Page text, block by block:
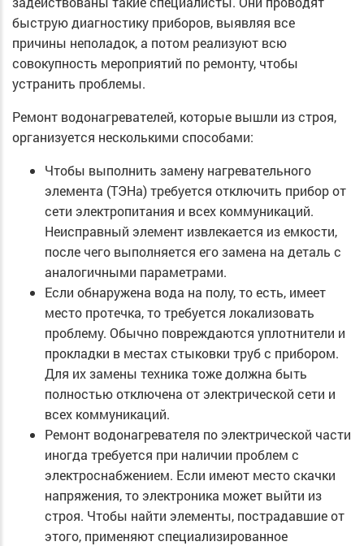
быструю диагностику приборов, выявляя все
причины неполадок, а потом реализуют всю
совокупность мероприятий по ремонту, чтобы
устранить проблемы.
Ремонт водонагревателей, которые вышли из строя,
организуется несколькими способами:
Чтобы выполнить замену нагревательного
элемента (ТЭНа) требуется отключить прибор от
сети электропитания и всех коммуникаций.
Неисправный элемент извлекается из емкости,
после чего выполняется его замена на деталь с
аналогичными параметрами.
Если обнаружена вода на полу, то есть, имеет
место протечка, то требуется локализовать
проблему. Обычно повреждаются уплотнители и
прокладки в местах стыковки труб с прибором.
Для их замены техника тоже должна быть
полностью отключена от электрической сети и
всех коммуникаций.
Ремонт водонагревателя по электрической части
иногда требуется при наличии проблем с
электроснабжением. Если имеют место скачки
напряжения, то электроника может выйти из
строя. Чтобы найти элементы, пострадавшие от
этого, применяют специализированное